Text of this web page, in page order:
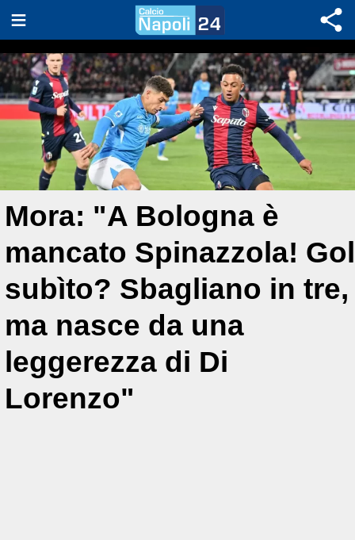
Mora: "A Bologna è
mancato Spinazzola! Gol
subìto? Sbagliano in tre,
ma nasce da una
leggerezza di Di
Lorenzo"